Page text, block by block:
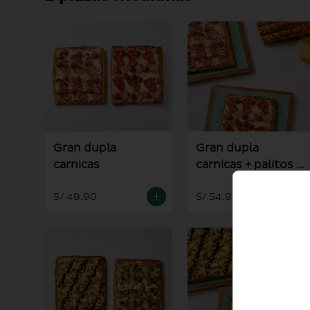
Gran dupla
carnicas
S/ 49.90
Gran dupla
carnicas + palitos +
S/ 54.90